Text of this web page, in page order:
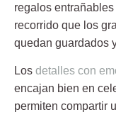
regalos
recorrido que los
quedan guardados
Los detalles con
encajan bien en
permiten compartir